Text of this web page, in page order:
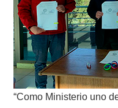
“Como Ministerio uno